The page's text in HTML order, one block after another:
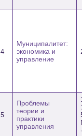
4
Муниципалитет:
экономика и
управление
5
Проблемы
теории и
практики
управления